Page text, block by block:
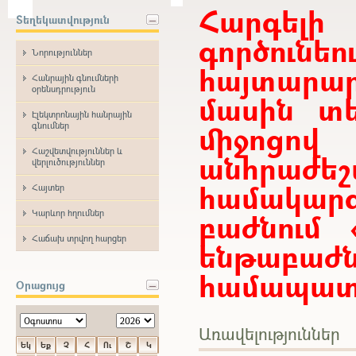
Տեղեկատվություն
Նորություններ
Հանրային գնումների
օրենսդրություն
Էլեկտրոնային հանրային
գնումներ
Հաշվետվություններ և
վերլուծություններ
Հայտեր
Կարևոր հղումներ
Հաճախ տրվող հարցեր
Օրացույց
Եկ Եք Չ Հ Ու Շ
Կ
մասին
բաժնում
Առավելություններ